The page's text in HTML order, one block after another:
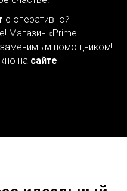
с оперативной
Магазин «Prime
помощником!
на сайте